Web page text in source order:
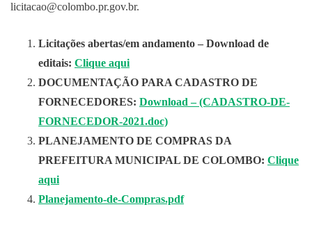
licitacao@colombo.pr.gov.br.
Licitações abertas/em andamento – Download de
editais: Clique aqui
DOCUMENTAÇÃO PARA CADASTRO DE
FORNECEDORES: Download – (CADASTRO-DE-
FORNECEDOR-2021.doc)
PLANEJAMENTO DE COMPRAS DA
PREFEITURA MUNICIPAL DE COLOMBO: Clique
aqui
Planejamento-de-Compras.pdf